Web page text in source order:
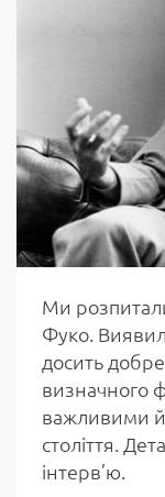
Ми
Фуко.
досить
визначного
важливими
століття.
інтерв’ю.